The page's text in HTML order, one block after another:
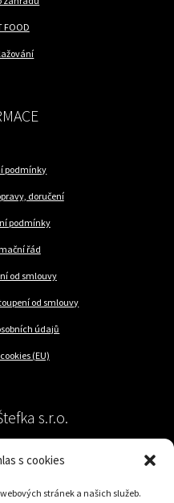
s cookies
stránek a našich služeb.
FOOD
podmínky
doručení
podmínky
řád
od smlouvy
od smlouvy
údajů
(EU)
s.r.o.